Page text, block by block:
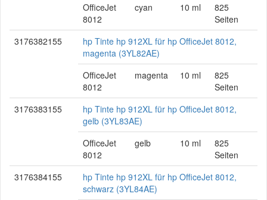
OfficeJet
8012
cyan 10 ml
825
Seiten
3176382155
hp Tinte hp 912XL für hp OfficeJet 8012,
magenta (3YL82AE)
OfficeJet
8012
magenta 10 ml
825
Seiten
3176383155
hp Tinte hp 912XL für hp OfficeJet 8012,
gelb (3YL83AE)
OfficeJet
8012
gelb 10 ml
825
Seiten
3176384155
hp Tinte hp 912XL für hp OfficeJet 8012,
schwarz (3YL84AE)